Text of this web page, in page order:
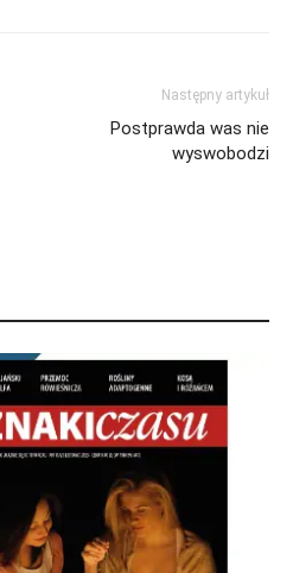
Następny artykuł
Postprawda was nie
wyswobodzi